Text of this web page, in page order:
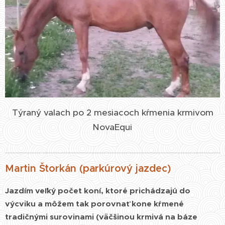
Týraný valach po 2 mesiacoch kŕmenia krmivom
NovaEqui
Martin Štorkán (parkúrový jazdec)
Jazdím veľký počet koní, ktoré prichádzajú do
výcviku a môžem tak porovnať kone kŕmené
tradičnými surovinami (väčšinou krmivá na báze